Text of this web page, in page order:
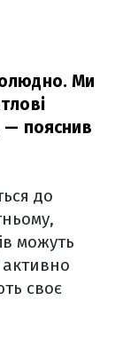
Ми
— пояснив
до
можуть
своє